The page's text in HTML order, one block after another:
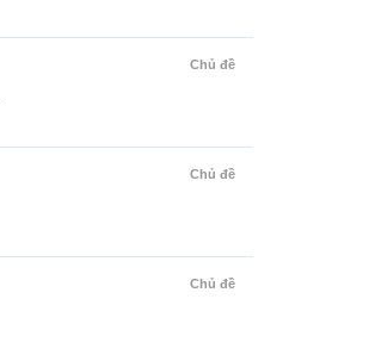
Chủ đề
Chủ đề
Chủ đề